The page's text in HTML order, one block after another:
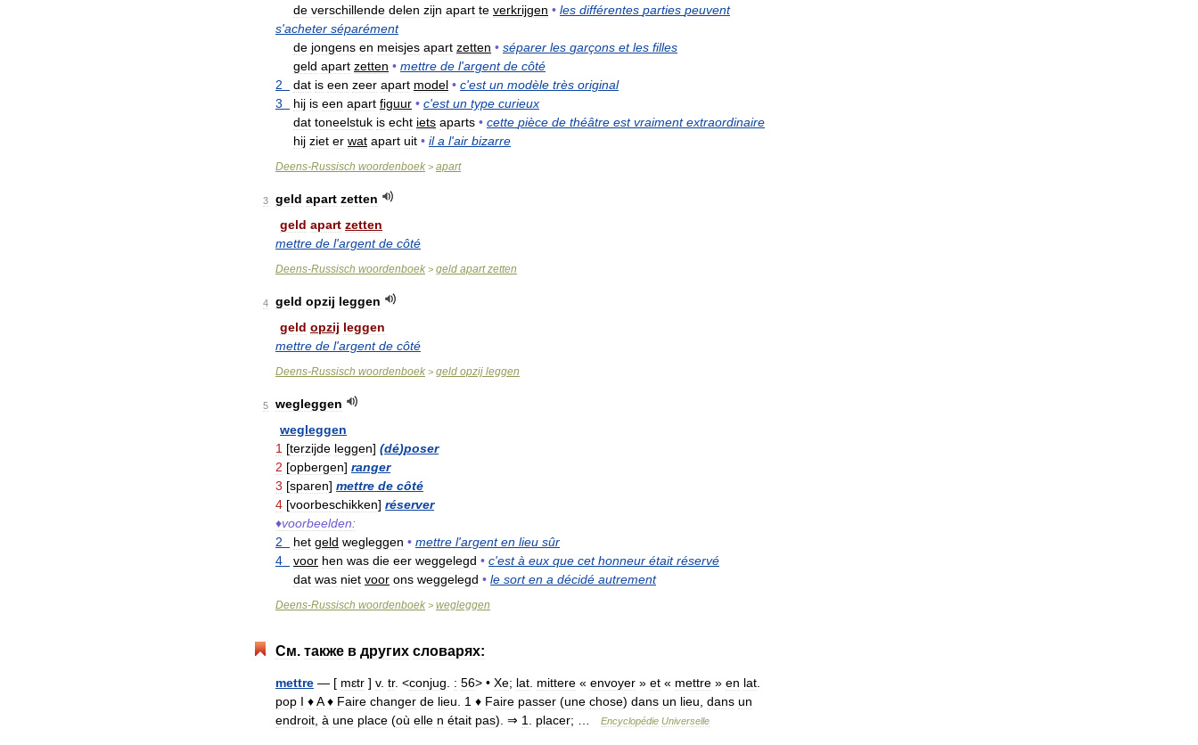
de verschillende delen zijn apart te verkrijgen • les différentes parties peuvent
s'acheter séparément
de jongens en meisjes apart zetten • séparer les garçons et les filles
geld apart zetten • mettre de l'argent de côté
2
dat is een zeer apart model • c'est un modèle très original
3
hij is een apart figuur • c'est un type curieux
dat toneelstuk is echt iets aparts • cette pièce de théâtre est vraiment extraordinaire
hij ziet er wat apart uit • il a l'air bizarre
Deens-Russisch woordenboek > apart
3 geld apart zetten
geld apart zetten
mettre de l'argent de côté
Deens-Russisch woordenboek > geld apart zetten
4 geld opzij leggen
geld opzij leggen
mettre de l'argent de côté
Deens-Russisch woordenboek > geld opzij leggen
5
wegleggen
wegleggen
1 [terzijde leggen] (dé)poser
2 [opbergen] ranger
3 [sparen] mettre de côté
4 [voorbeschikken] réserver
♦voorbeelden:
2
het geld wegleggen • mettre l'argent en lieu sûr
4
voor hen was die eer weggelegd • c'est à eux que cet honneur était réservé
dat was niet voor ons weggelegd • le sort en a décidé autrement
Deens-Russisch woordenboek > wegleggen
См. также в других словарях:
mettre — [ mɛtr ] v. tr. <conjug : 56> • Xe; lat mittere « envoyer » et « mettre » en lat
pop I ♦A ♦ Faire changer de lieu 1 ♦ Faire passer (une chose) dans un lieu dans un
endroit à une place (où elle n était pas). ⇒ 1 placer; … Encyclopédie Universelle